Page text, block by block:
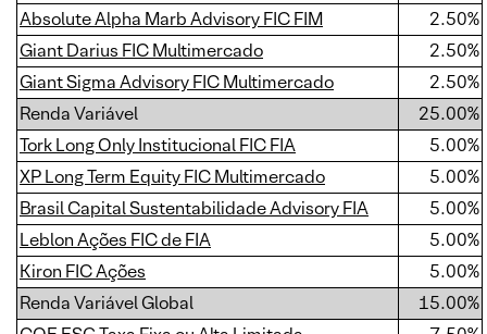
Absolute Alpha Marb Advisory FIC FIM
2.50%
Giant Darius FIC Multimercado
2.50%
Giant Sigma Advisory FIC Multimercado
2.50%
Renda Variável
25.00%
Tork Long Only Institucional FIC FIA
5.00%
XP Long Term Equity FIC Multimercado
5.00%
Brasil Capital Sustentabilidade Advisory FIA
5.00%
Leblon Ações FIC de FIA
5.00%
Kiron FIC Ações
5.00%
Renda Variável Global
15.00%